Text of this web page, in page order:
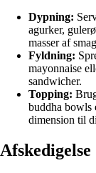
Dypning:
agurker,
masser af
Fyldning:
mayonnaise
sandwicher.
Topping:
buddha bowls
dimension til
Afskedigelse